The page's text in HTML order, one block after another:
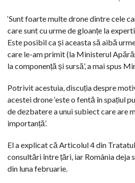
‘Sunt foarte multe drone dintre cele
care sunt cu urme de gloanțe la
Este posibil ca și aceasta să aibă
care le-am primit (la Ministerul
la componență și sursă’, a mai spus
Potrivit acestuia, discuția despre
acestei drone ‘este o fentă în spațiul
de dezbatere a unui subiect care are
importanță’.
El a explicat că Articolul 4 din
consultări între țări, iar România deja
din luna februarie.